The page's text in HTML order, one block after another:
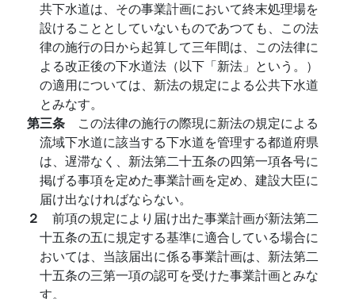
共下水道は、その事業計画において終末処理場を
設けることとしていないものであつても、この法
律の施行の日から起算して三年間は、この法律に
よる改正後の下水道法（以下「新法」という。）
の適用については、新法の規定による公共下水道
とみなす。
第三条 この法律の施行の際現に新法の規定による
流域下水道に該当する下水道を管理する都道府県
は、遅滞なく、新法第二十五条の四第一項各号に
掲げる事項を定めた事業計画を定め、建設大臣に
届け出なければならない。
２ 前項の規定により届け出た事業計画が新法第二
十五条の五に規定する基準に適合している場合に
おいては、当該届出に係る事業計画は、新法第二
十五条の三第一項の認可を受けた事業計画とみな
す。